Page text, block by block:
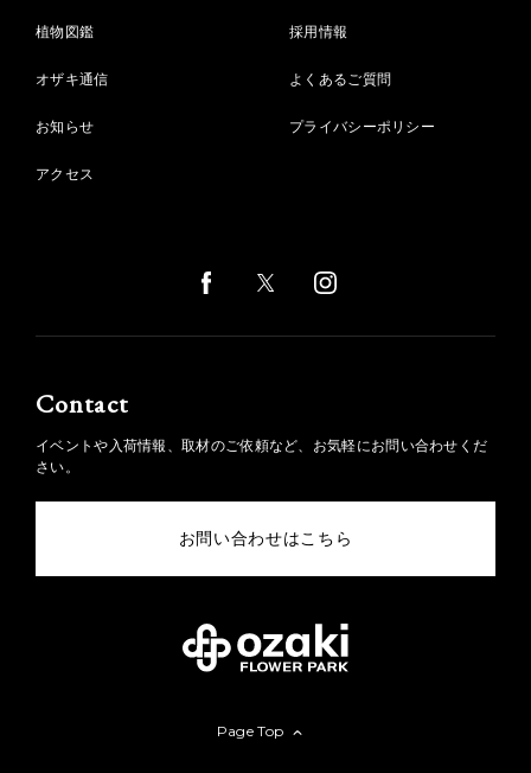
植物図鑑
オザキ通信
お知らせ
アクセス
採用情報
よくあるご質問
プライバシーポリシー
Contact
イベントや入荷情報、取材のご依頼など、お気軽にお問い合わせくだ
さい。
お問い合わせはこちら
Page Top